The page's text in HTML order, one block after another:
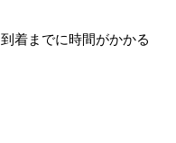
着までに時間がかかる